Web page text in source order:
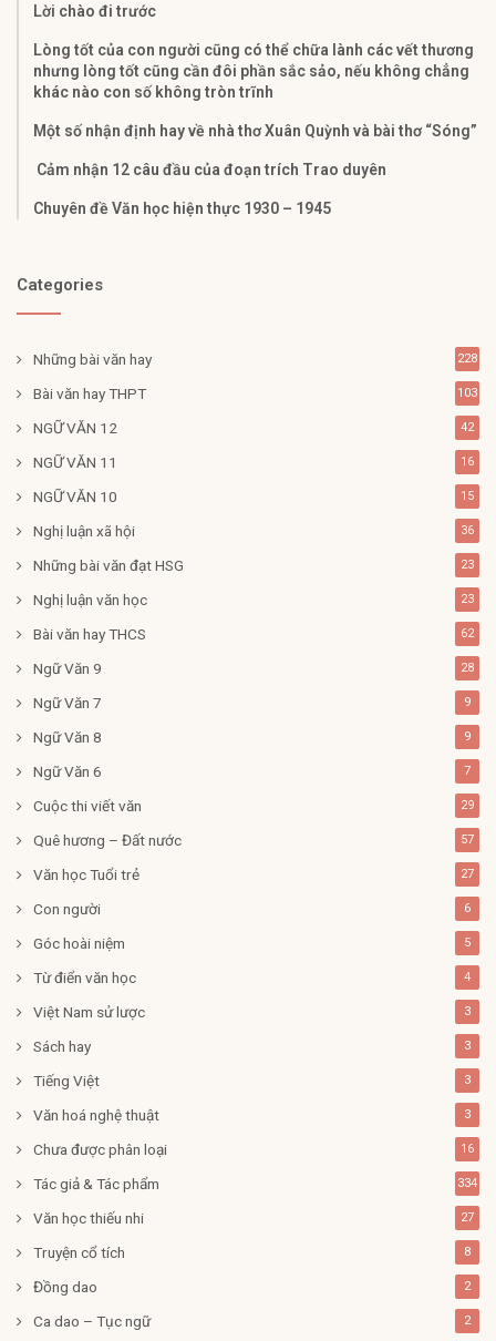
Lời chào đi trước
Lòng tốt của con người cũng có thể chữa lành các vết thương
nhưng lòng tốt cũng cần đôi phần sắc sảo, nếu không chẳng
khác nào con số không tròn trĩnh
Một số nhận định hay về nhà thơ Xuân Quỳnh và bài thơ “Sóng”
Cảm nhận 12 câu đầu của đoạn trích Trao duyên
Chuyên đề Văn học hiện thực 1930 – 1945
Categories
Những bài văn hay 228
Bài văn hay THPT 103
NGỮ VĂN 12 42
NGỮ VĂN 11 16
NGỮ VĂN 10 15
Nghị luận xã hội 36
Những bài văn đạt HSG 23
Nghị luận văn học 23
Bài văn hay THCS 62
Ngữ Văn 9 28
Ngữ Văn 7 9
Ngữ Văn 8 9
Ngữ Văn 6 7
Cuộc thi viết văn 29
Quê hương – Đất nước 57
Văn học Tuổi trẻ 27
Con người 6
Góc hoài niệm 5
Từ điển văn học 4
Việt Nam sử lược 3
Sách hay 3
Tiếng Việt 3
Văn hoá nghệ thuật 3
Chưa được phân loại 16
Tác giả & Tác phẩm 334
Văn học thiếu nhi 27
Truyện cổ tích 8
Đồng dao 2
Ca dao – Tục ngữ 2